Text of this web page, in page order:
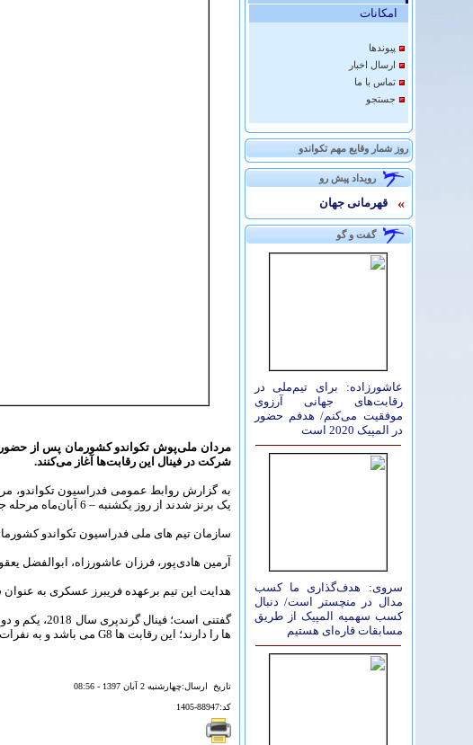
شرکت در فینال این رقابت‌ها آغاز می‌کنند.
به گزارش روابط عمومی فدراسیون تکواندو،
یک برنز شدند از روز یکشنبه – 6 آبان‌ماه مرحله جدید تمرینات خود را برای حضور در فینال جایزه بزرگ (گرندپری) آغاز می‌کنند.
سازمان تیم های ملی فدراسیون تکواندو
آرمین هادی‌پور، فرزان عاشورزاه،
هدایت این تیم برعهده فریبرز عسکری به
گفتنی است؛
ها را دارند؛ این رقابت ها G8 می باشد و به نفرات اول تا سوم به ترتیب 80، 48 و 28/80 امتیاز در راستای افزایش رنکینگ المپیک تعلق می گیرد.
تاريخ ارسال:چهارشنبه 2 آبان 1397 - 08:56
کد:88947-1405
امكانات
پيوندها
ارسال اخبار
تماس با ما
جستجو
روز شمار وقایع مهم تکواندو
رويداد پيش رو
قهرمانی جهان »
گفت و گو
عاشورزاده: برای تیم‌ملی در
رقابت‌های جهانی آرزوی
موفقیت می‌کنم/ هدفم حضور
در المپیک 2020 است
سروی: هدف‌گذاری ما کسب
مدال در منچستر است/ دنبال
کسب سهمیه المپیک از طریق
مسابقات قاره‌ای هستیم